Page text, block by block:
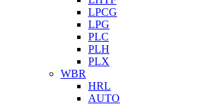
LPCG
LPG
PLC
PLH
PLX
WBR
HRL
AUTO